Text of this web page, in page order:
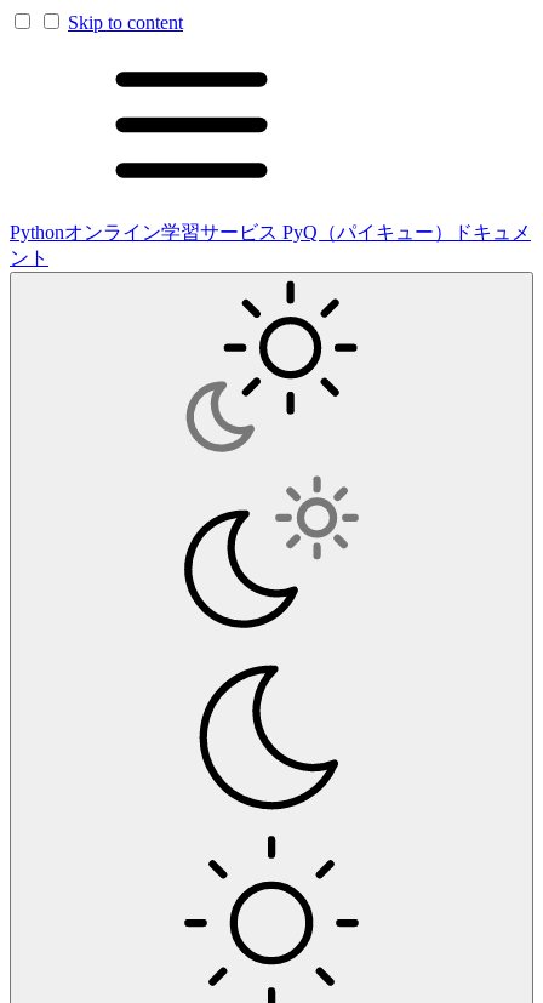
Skip to content
Pythonオンライン学習サービス PyQ（パイキュー）ドキュメ
ント